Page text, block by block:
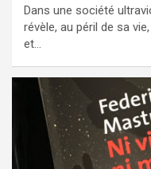
Dans une société
révèle, au péril de sa
et…